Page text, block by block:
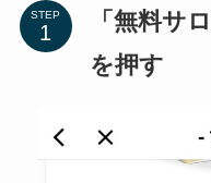
STEP
「無料サ
を押す